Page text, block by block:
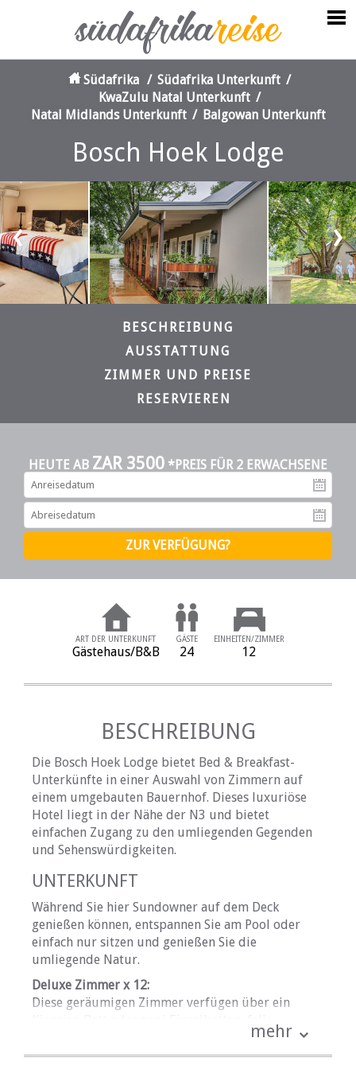
Südafrika / Südafrika Unterkunft /
KwaZulu Natal Unterkunft /
Natal Midlands Unterkunft / Balgowan Unterkunft
Bosch Hoek Lodge
‹ ›
BESCHREIBUNG
AUSSTATTUNG
ZIMMER UND PREISE
RESERVIEREN
HEUTE AB ZAR 3500 *PREIS FÜR 2 ERWACHSENE
ART DER UNTERKUNFT
Gästehaus/B&B
GÄSTE
24
EINHEITEN/ZIMMER
12
BESCHREIBUNG
Die Bosch Hoek Lodge bietet Bed & Breakfast-
Unterkünfte in einer Auswahl von Zimmern auf
einem umgebauten Bauernhof. Dieses luxuriöse
Hotel liegt in der Nähe der N3 und bietet
einfachen Zugang zu den umliegenden Gegenden
und Sehenswürdigkeiten.
UNTERKUNFT
Während Sie hier Sundowner auf dem Deck
genießen können, entspannen Sie am Pool oder
einfach nur sitzen und genießen Sie die
umliegende Natur.
Deluxe Zimmer x 12:
Diese geräumigen Zimmer verfügen über ein
gewünscht, und ein eigenes Badezimmer mit
Badewanne und Dusche. Diese Zimmer nutzen eine
mehr